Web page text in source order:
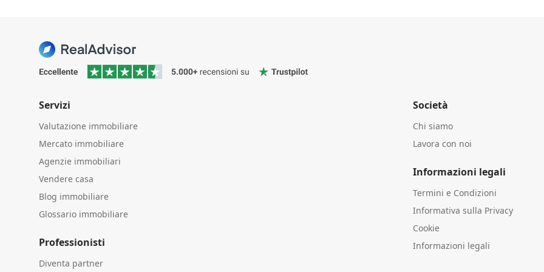
Servizi
Valutazione immobiliare
Mercato immobiliare
Agenzie immobiliari
Vendere casa
Blog immobiliare
Glossario immobiliare
Professionisti
Diventa partner
Società
Chi siamo
Lavora con noi
Informazioni legali
Termini e Condizioni
Informativa sulla Privacy
Cookie
Informazioni legali